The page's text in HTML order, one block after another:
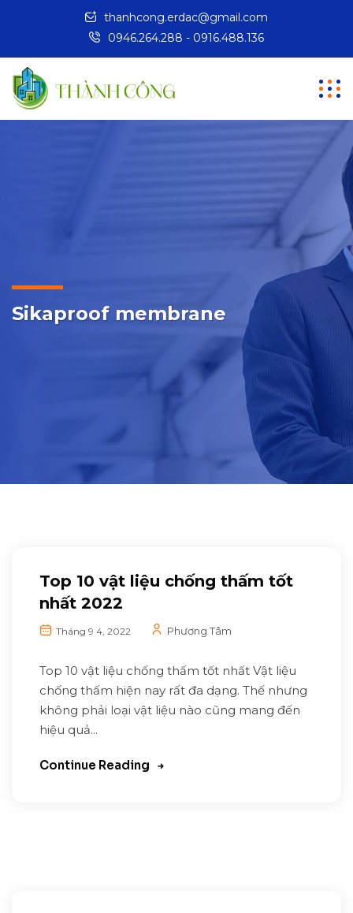
thanhcong.erdac@gmail.com
0946.264.288 - 0916.488.136
Sikaproof membrane
Top 10 vật liệu chống thấm tốt
nhất 2022
Tháng 9 4, 2022 Phương Tâm
Top 10 vật liệu chống thấm tốt nhất Vật liệu
chống thấm hiện nay rất đa dạng. Thế nhưng
không phải loại vật liệu nào cũng mang đến
hiệu quả...
Continue Reading